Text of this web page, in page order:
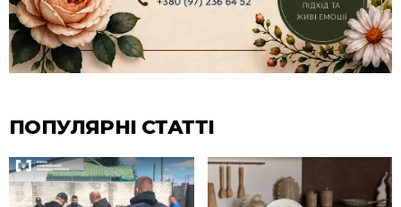
ПОПУЛЯРНІ СТАТТІ